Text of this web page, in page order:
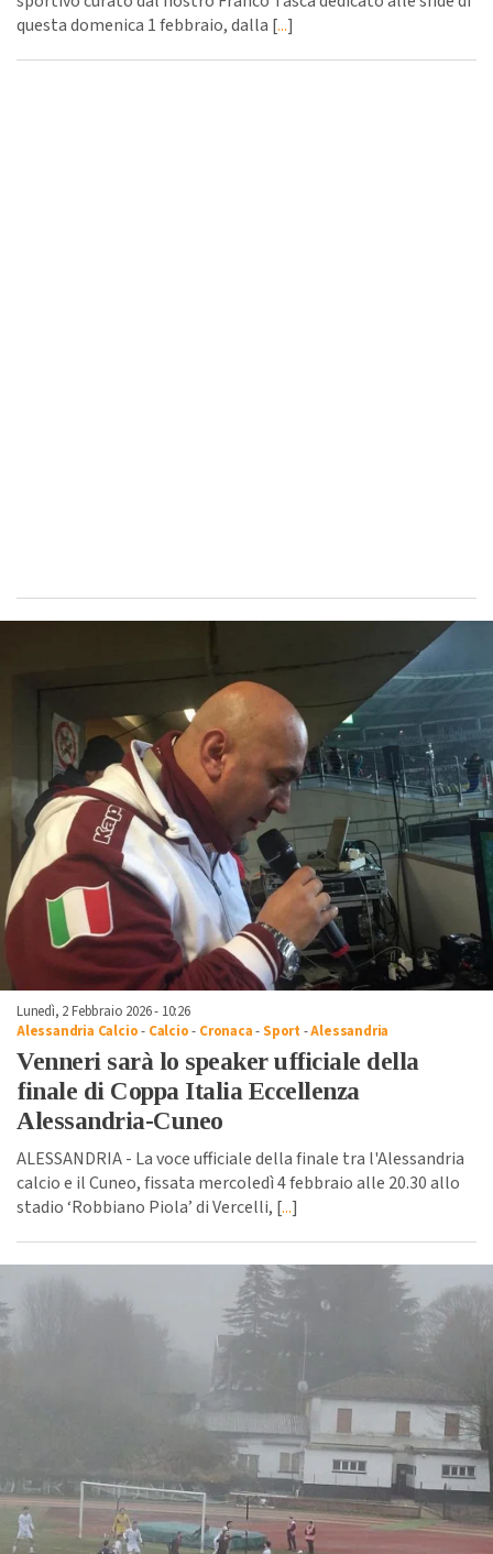
questa domenica 1 febbraio, dalla [...]
Lunedì, 2 Febbraio 2026 - 10:26
Alessandria Calcio- Calcio- Cronaca-Sport -Alessandria
Venneri sarà lo speaker ufficiale della
finale di Coppa Italia Eccellenza
Alessandria-Cuneo
ALESSANDRIA - La voce ufficiale della finale tra l'Alessandria
calcio e il Cuneo, fissata mercoledì 4 febbraio alle 20.30 allo
stadio ‘Robbiano Piola’ di Vercelli, [...]